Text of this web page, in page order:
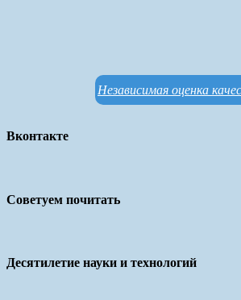
Независимая оценка
Вконтакте
Советуем почитать
Десятилетие науки и технологий